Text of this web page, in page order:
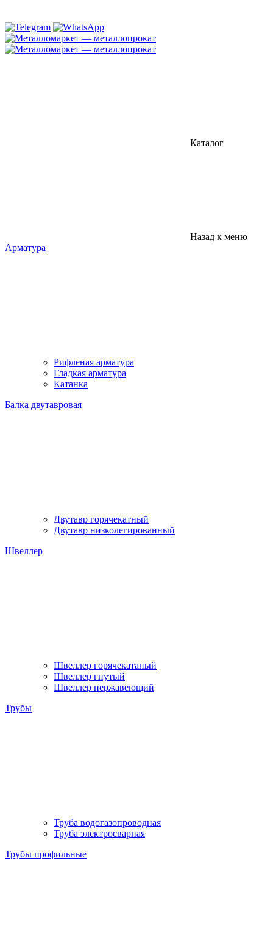
Каталог
Назад к меню
Арматура
Рифленая арматура
Гладкая арматура
Катанка
Балка двутавровая
Двутавр горячекатный
Двутавр низколегированный
Швеллер
Швеллер горячекатаный
Швеллер гнутый
Швеллер нержавеющий
Трубы
Труба водогазопроводная
Труба электросварная
Трубы профильные